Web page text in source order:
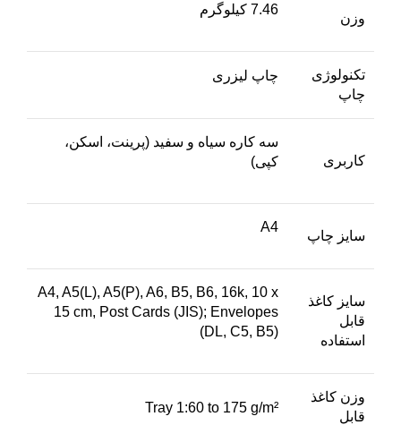
وزن
7.46 کیلوگرم
تکنولوژی
چاپ
چاپ لیزری
کاربری
سه کاره سیاه و سفید (پرینت، اسکن،
کپی)
سایز چاپ
A4
سایز کاغذ
قابل
استفاده
A4, A5(L), A5(P), A6, B5, B6, 16k, 10 x
15 cm, Post Cards (JIS); Envelopes
(DL, C5, B5)
وزن کاغذ
قابل
Tray 1:60 to 175 g/m²